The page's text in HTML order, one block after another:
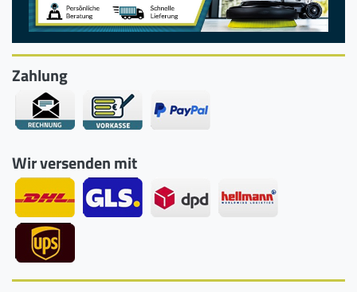
Zahlung
Wir versenden mit